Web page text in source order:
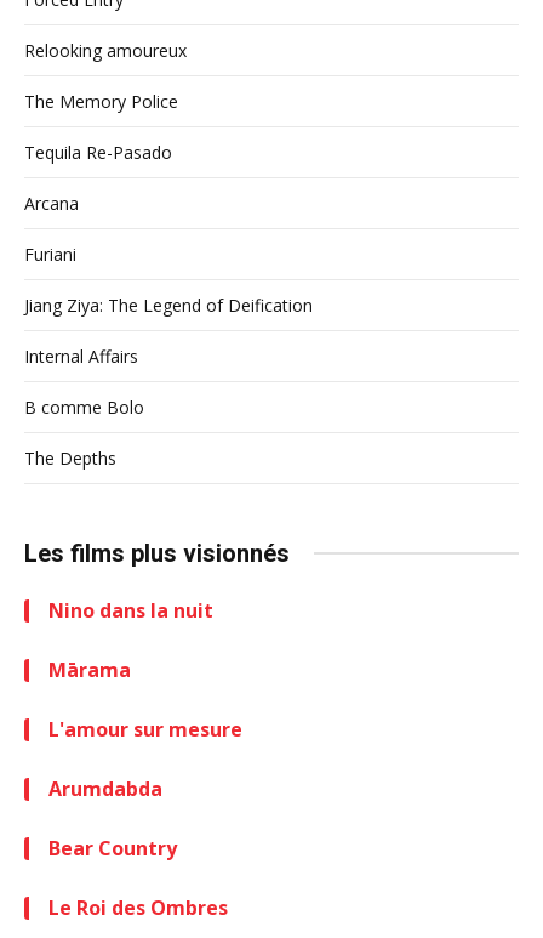
Relooking amoureux
The Memory Police
Tequila Re-Pasado
Arcana
Furiani
Jiang Ziya: The Legend of Deification
Internal Affairs
B comme Bolo
The Depths
Les films plus visionnés
Nino dans la nuit
Mārama
L'amour sur mesure
Arumdabda
Bear Country
Le Roi des Ombres